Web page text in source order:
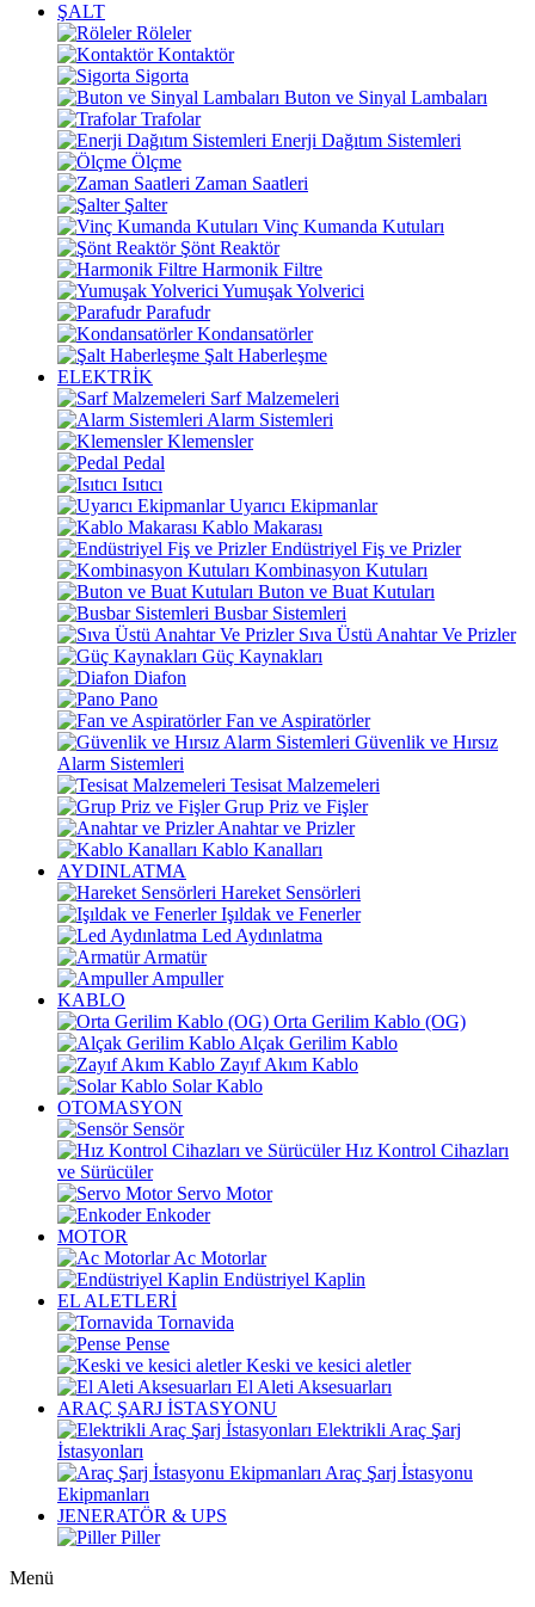
ŞALT
Röleler
Kontaktör
Sigorta
Buton ve Sinyal Lambaları
Trafolar
Enerji Dağıtım Sistemleri
Ölçme
Zaman Saatleri
Şalter
Vinç Kumanda Kutuları
Şönt Reaktör
Harmonik Filtre
Yumuşak Yolverici
Parafudr
Kondansatörler
Şalt Haberleşme
ELEKTRİK
Sarf Malzemeleri
Alarm Sistemleri
Klemensler
Pedal
Isıtıcı
Uyarıcı Ekipmanlar
Kablo Makarası
Endüstriyel Fiş ve Prizler
Kombinasyon Kutuları
Buton ve Buat Kutuları
Busbar Sistemleri
Sıva Üstü Anahtar Ve Prizler
Güç Kaynakları
Diafon
Pano
Fan ve Aspiratörler
Güvenlik ve Hırsız
Alarm Sistemleri
Tesisat Malzemeleri
Grup Priz ve Fişler
Anahtar ve Prizler
Kablo Kanalları
AYDINLATMA
Hareket Sensörleri
Işıldak ve Fenerler
Led Aydınlatma
Armatür
Ampuller
KABLO
Orta Gerilim Kablo (OG)
Alçak Gerilim Kablo
Zayıf Akım Kablo
Solar Kablo
OTOMASYON
Sensör
Hız Kontrol Cihazları
ve Sürücüler
Servo Motor
Enkoder
MOTOR
Ac Motorlar
Endüstriyel Kaplin
EL ALETLERİ
Tornavida
Pense
Keski ve kesici aletler
El Aleti Aksesuarları
ARAÇ ŞARJ İSTASYONU
Elektrikli Araç Şarj
İstasyonları
Araç Şarj İstasyonu
Ekipmanları
JENERATÖR & UPS
Piller
Menü